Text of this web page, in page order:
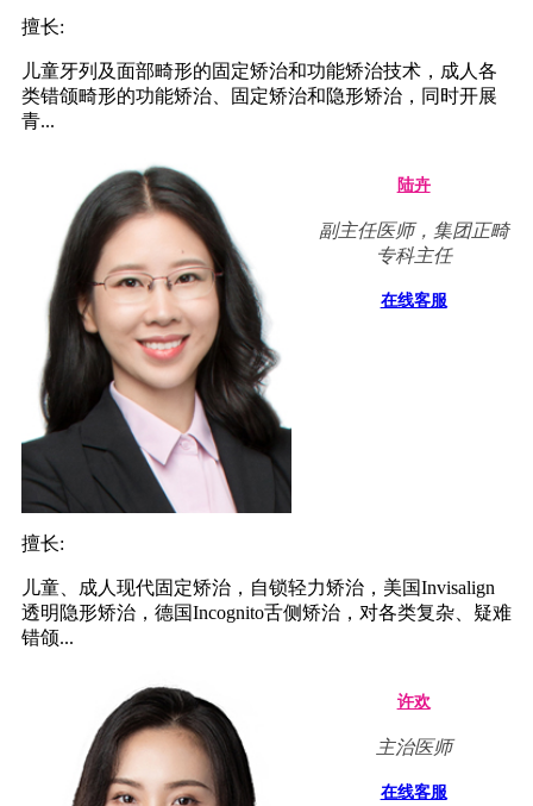
擅长:
儿童牙列及面部畸形的固定矫治和功能矫治技术，成人各
类错颌畸形的功能矫治、固定矫治和隐形矫治，同时开展
青...
陆卉
副主任医师，集团正畸
专科主任
在线客服
擅长:
儿童、成人现代固定矫治，自锁轻力矫治，美国Invisalign
透明隐形矫治，德国Incognito舌侧矫治，对各类复杂、疑难
错颌...
许欢
主治医师
在线客服